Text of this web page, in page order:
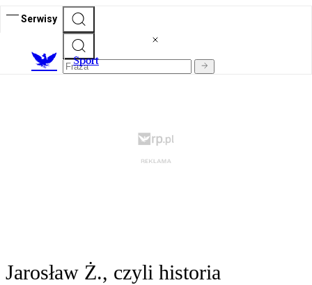
Serwisy
Sport
Jarosław Ż., czyli historia